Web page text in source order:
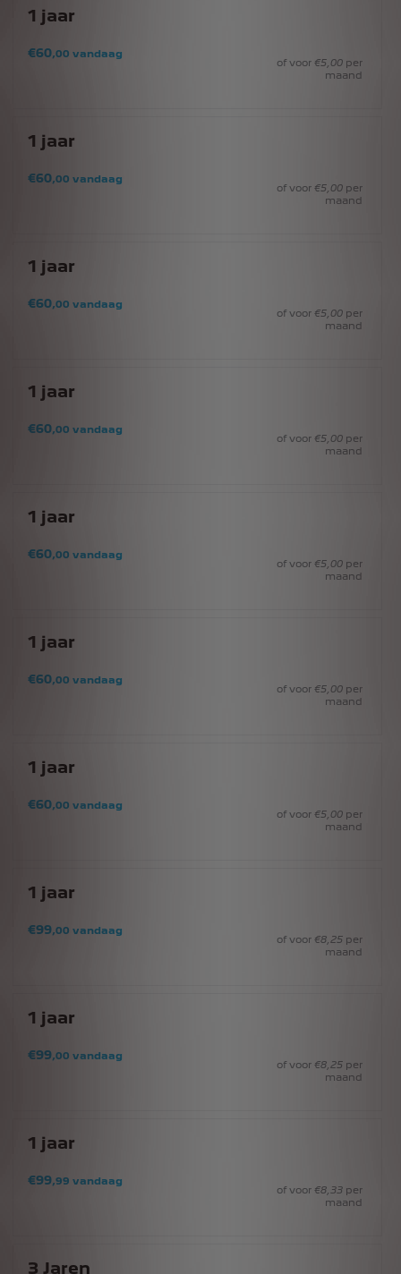
1 jaar
€60,00 vandaag
of voor €5,00 per
maand
1 jaar
€60,00 vandaag
of voor €5,00 per
maand
1 jaar
€60,00 vandaag
of voor €5,00 per
maand
1 jaar
€60,00 vandaag
of voor €5,00 per
maand
1 jaar
€60,00 vandaag
of voor €5,00 per
maand
1 jaar
€60,00 vandaag
of voor €5,00 per
maand
1 jaar
€60,00 vandaag
of voor €5,00 per
maand
1 jaar
€99,00 vandaag
of voor €8,25 per
maand
1 jaar
€99,00 vandaag
of voor €8,25 per
maand
1 jaar
€99,99 vandaag
of voor €8,33 per
maand
3 Jaren